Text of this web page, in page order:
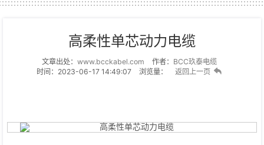
高柔性单芯动力电缆
文章出处： www.bcckabel.com 作者： BCC玖泰电缆
时间：2023-06-17 14:49:07
浏览量： 返回上一页